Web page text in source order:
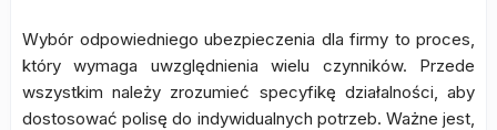
Wybór odpowiedniego ubezpieczenia dla firmy to proces,
który wymaga uwzględnienia wielu czynników. Przede
wszystkim należy zrozumieć specyfikę działalności, aby
dostosować polisę do indywidualnych potrzeb. Ważne jest,